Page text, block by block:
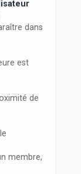
dans
est
de
membre,